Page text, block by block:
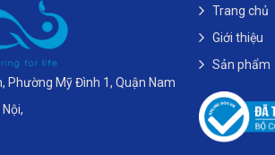
Phường Mỹ Đình 1, Quận Nam
Trang chủ
Giới thiệu
Sản phẩm